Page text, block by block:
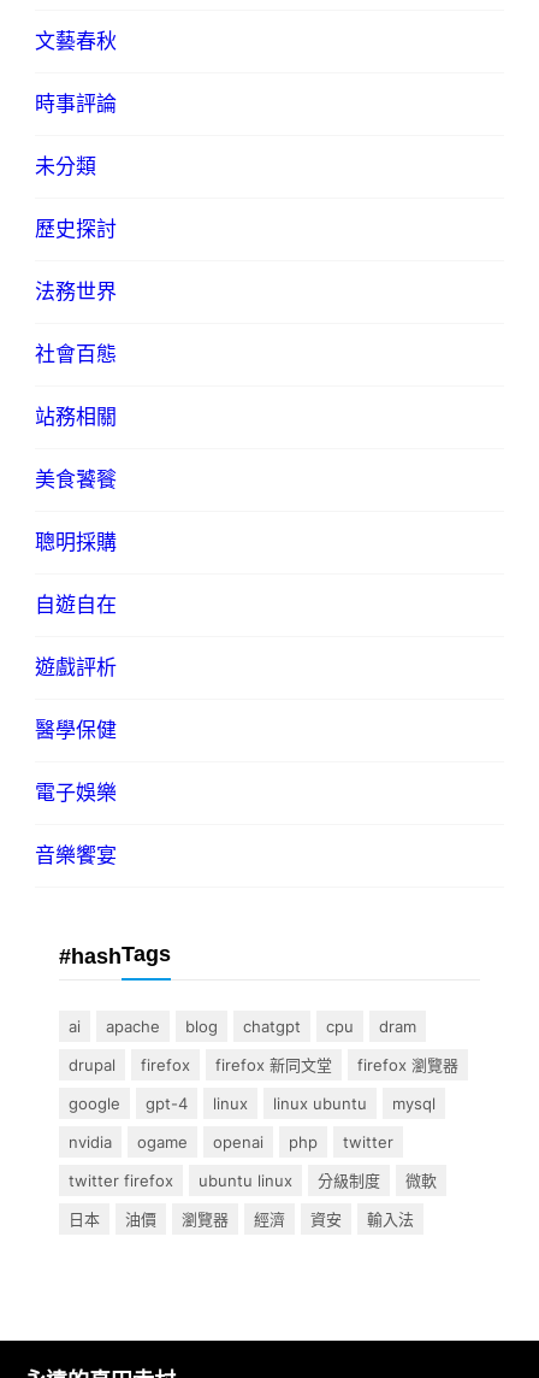
文藝春秋
時事評論
未分類
歷史探討
法務世界
社會百態
站務相關
美食饕餮
聰明採購
自遊自在
遊戲評析
醫學保健
電子娛樂
音樂饗宴
#hashTags
ai apache blog chatgpt cpu
dram
drupal
firefox firefox 新同文堂
firefox 瀏覽器
google
gpt-4 linux linux ubuntu
mysql
nvidia
ogame openai php
twitter
twitter firefox
ubuntu linux 分級制度
微軟
日本
油價 瀏覽器 經濟 資安 輸入法